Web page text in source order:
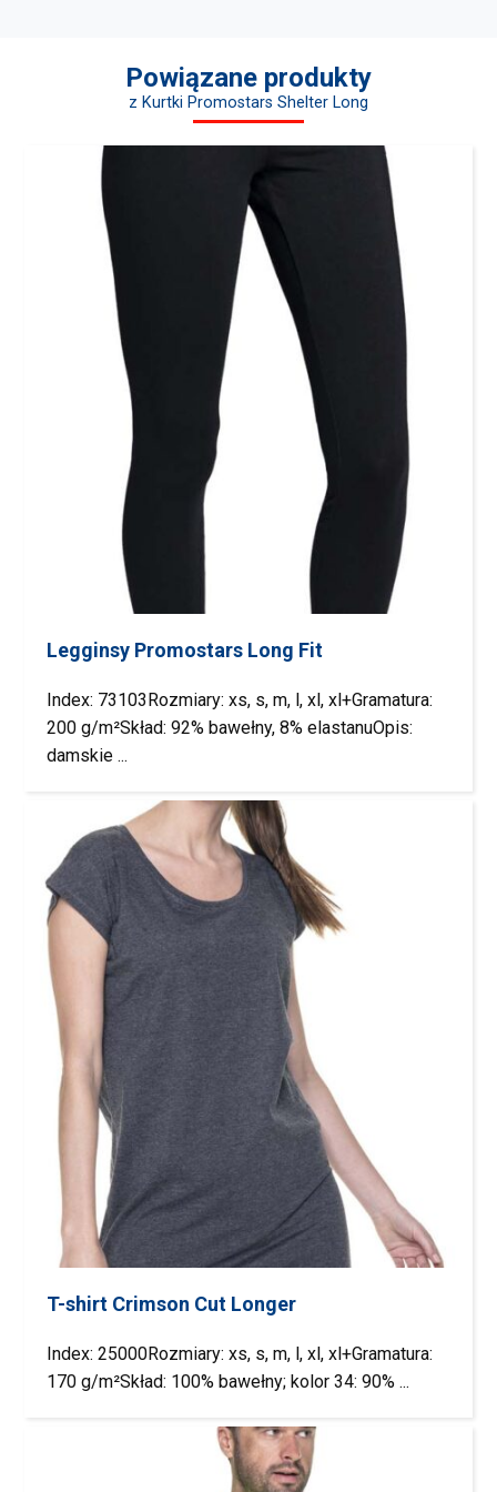
Powiązane produkty
z Kurtki Promostars Shelter Long
Legginsy Promostars Long Fit
Index: 73103Rozmiary: xs, s, m, l, xl, xl+Gramatura:
200 g/m²Skład: 92% bawełny, 8% elastanuOpis:
damskie ...
T-shirt Crimson Cut Longer
Index: 25000Rozmiary: xs, s, m, l, xl, xl+Gramatura:
170 g/m²Skład: 100% bawełny; kolor 34: 90% ...